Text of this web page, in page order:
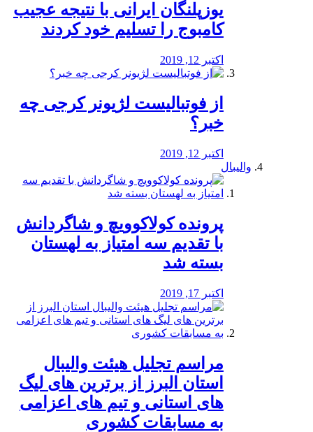
یوزپلنگان ایرانی با نتیجه عجیب
کامبوج را تسلیم خود کردند
اکتبر 12, 2019
از فوتبالیست لژیونر کرجی چه
خبر؟
اکتبر 12, 2019
والیبال
پرونده کولاکوویچ و شاگردانش
با تقدیم سه امتیاز به لهستان
بسته شد
اکتبر 17, 2019
مراسم تجلیل هیئت والیبال
استان البرز از برترین های لیگ
های استانی و تیم های اعزامی
به مسابقات کشوری